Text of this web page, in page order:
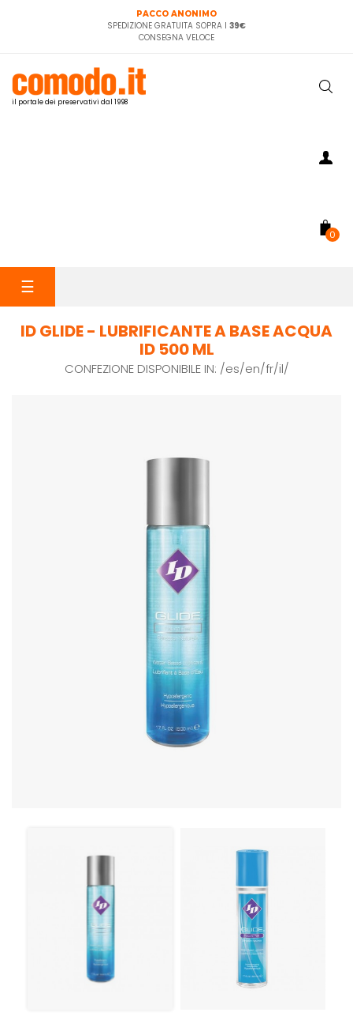
PACCO ANONIMO
SPEDIZIONE GRATUITA SOPRA I 39€
CONSEGNA VELOCE
il portale dei preservativi dal 1998
0
navigazione
☰
ID GLIDE - LUBRIFICANTE A BASE ACQUA
ID 500 ML
CONFEZIONE DISPONIBILE IN: /es/en/fr/il/